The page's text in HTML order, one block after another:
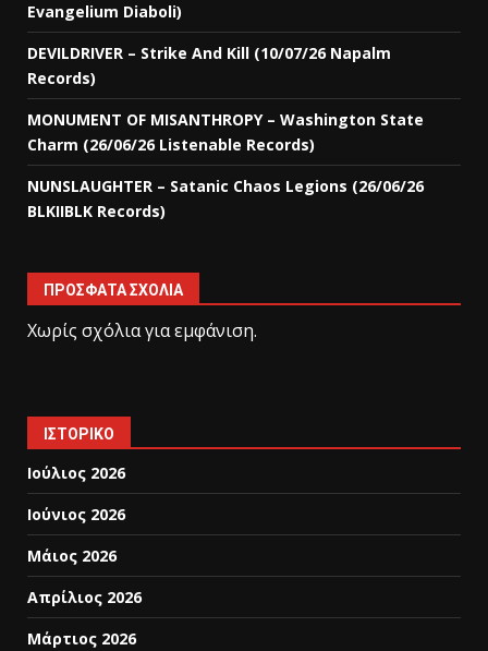
Evangelium Diaboli)
DEVILDRIVER – Strike And Kill (10/07/26 Napalm
Records)
MONUMENT OF MISANTHROPY – Washington State
Charm (26/06/26 Listenable Records)
NUNSLAUGHTER – Satanic Chaos Legions (26/06/26
BLKIIBLK Records)
ΠΡΌΣΦΑΤΑ ΣΧΌΛΙΑ
Χωρίς σχόλια για εμφάνιση.
ΙΣΤΟΡΙΚΌ
Ιούλιος 2026
Ιούνιος 2026
Μάιος 2026
Απρίλιος 2026
Μάρτιος 2026